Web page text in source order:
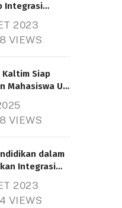
Integrasi
2023
VIEWS
Kaltim Siap
Mahasiswa UT
VIEWS
dalam
Integrasi
2023
VIEWS